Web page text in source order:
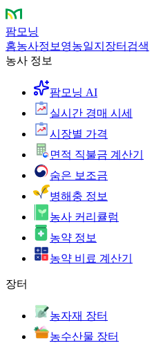
팜모닝
홈농사정보 영농일지 장터 검색
농사 정보
팜모닝 AI
실시간 경매 시세
시장별 가격
면적 직불금 계산기
숨은 보조금
병해충 정보
농사 커리큘럼
농약 정보
농약 비료 계산기
장터
농자재 장터
농수산물 장터